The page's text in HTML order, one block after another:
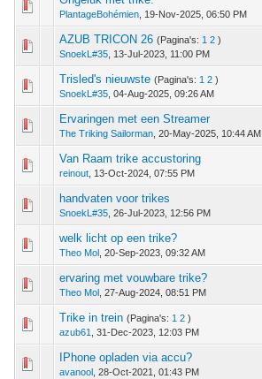
PlantageBohémien 19-Nov-2025, 06:50 PM
0 van 5 gemiddeld
45
AZUB TRICON 26 (Pagina's: 1 2 )
SnoekL#35 13-Jul-2023, 11:00 PM
- 0 van 5 gemiddeld
345
Trisled's nieuwste (Pagina's: 1 2 )
SnoekL#35 04-Aug-2025, 09:26 AM
0 van 5 gemiddeld
4 5
Ervaringen met een Streamer
The Triking Sailorman 20-May-2025, 10:44 AM
- 0 van 5 gemiddeld
45
Van Raam trike accustoring
reinout 13-Oct-2024, 07:55 PM
- 0 van 5 gemiddeld
45
handvaten voor trikes
SnoekL#35 26-Jul-2023, 12:56 PM
- 0 van 5 gemiddeld
45
welk licht op een trike?
Theo Mol 20-Sep-2023, 09:32 AM
- 0 van 5 gemiddeld
45
ervaring met vouwbare trike?
Theo Mol 27-Aug-2024, 08:51 PM
- 0 van 5 gemiddeld
34 5
Trike in trein (Pagina's: 1 2 )
azub61
31-Dec-2023, 12:03 PM
- 0 van 5 gemiddeld
4 5
IPhone opladen via accu?
avanool 28-Oct-2021, 01:43 PM
- 0 van 5 gemiddeld
4 5